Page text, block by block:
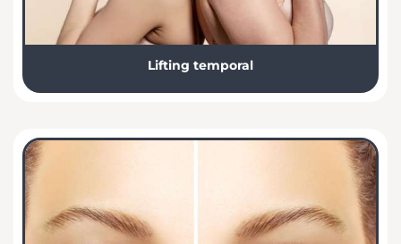
Lifting temporal